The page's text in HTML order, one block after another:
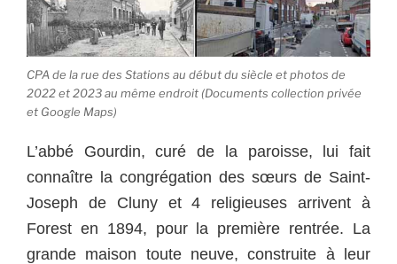
CPA de la rue des Stations au début du siècle et photos de
2022 et 2023 au même endroit (Documents collection privée
et Google Maps)
L’abbé Gourdin, curé de la paroisse, lui fait
connaître la congrégation des sœurs de Saint-
Joseph de Cluny et 4 religieuses arrivent à
Forest en 1894, pour la première rentrée. La
grande maison toute neuve, construite à leur